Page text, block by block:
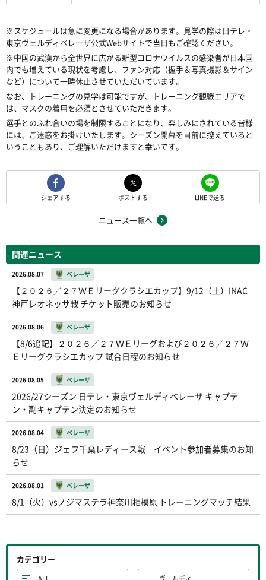
※スケジュールは急に変更になる場合があります。見学の際は日テレ・
東京ヴェルディベレーザ公式Webサイトで当日もご確認ください。
※中国の武漢から全世界に広がる新型コロナウイルスの感染者が日本国
内でも増えている現状を考慮し、ファン対応（握手＆写真撮影＆サイン
など）について一時休止させていただいています。
なお、トレーニングの見学は可能ですが、トレーニング観戦エリアで
は、マスクの着用を必須とさせていただきます。
選手とのふれ合いの場を制限することになり、楽しみにされている皆様
には、ご迷惑をお掛けいたします。シーズン開幕を目前に控えていると
いうこともあり、ご理解いただけますと幸いです。
シェアする ポストする LINEで送る
ニュース一覧へ
関連ニュース
2026.08.07 ベレーザ
【２０２６／２７ＷＥリーグクラシエカップ】9/12（土）INAC
神戸レオネッサ戦 チケット販売のお知らせ
2026.08.06 ベレーザ
【8/6追記】２０２６／２７ＷＥリーグおよび２０２６／２７Ｗ
Ｅリーグクラシエカップ 試合日程のお知らせ
2026.08.05 ベレーザ
2026/27シーズン 日テレ・東京ヴェルディベレーザ キャプテ
ン・副キャプテン決定のお知らせ
2026.08.04 ベレーザ
8/23（日）ジェフ千葉レディース戦 イベント参加者募集のお知
らせ
2026.08.01 ベレーザ
8/1（火）vsノジマステラ神奈川相模原 トレーニングマッチ結果
カテゴリー